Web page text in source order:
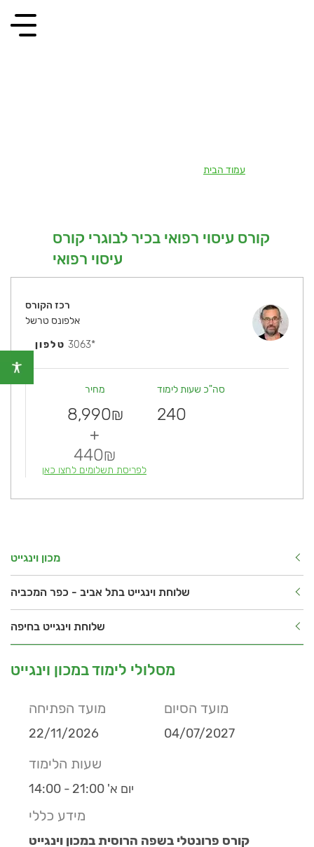
עמוד הבית
קורס עיסוי רפואי בכיר לבוגרי קורס
עיסוי רפואי
רכז הקורס
אלפונס טרשל
טלפון 3063*
מחיר
8,990₪
+
440₪
לפריסת תשלומים לחצו כאן
סה"כ שעות לימוד
240
מכון וינגייט
שלוחת וינגייט בתל אביב - כפר המכביה
שלוחת וינגייט בחיפה
מסלולי לימוד במכון וינגייט
מועד הפתיחה
22/11/2026
מועד הסיום
04/07/2027
שעות הלימוד
יום א' 21:00 - 14:00
מידע כללי
קורס פרונטלי בשפה הרוסית במכון וינגייט